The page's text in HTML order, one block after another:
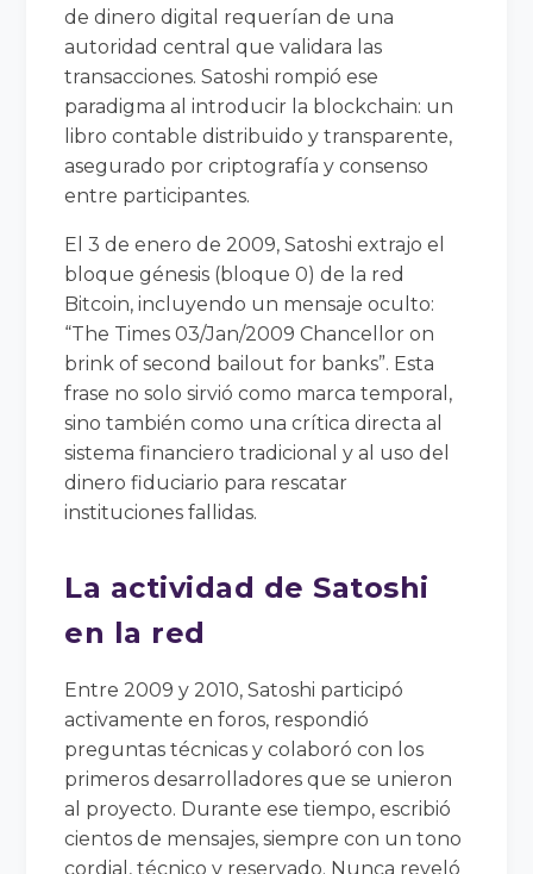
de dinero digital requerían de una
autoridad central que validara las
transacciones. Satoshi rompió ese
paradigma al introducir la blockchain: un
libro contable distribuido y transparente,
asegurado por criptografía y consenso
entre participantes.
El 3 de enero de 2009, Satoshi extrajo el
bloque génesis (bloque 0) de la red
Bitcoin, incluyendo un mensaje oculto:
“The Times 03/Jan/2009 Chancellor on
brink of second bailout for banks”. Esta
frase no solo sirvió como marca temporal,
sino también como una crítica directa al
sistema financiero tradicional y al uso del
dinero fiduciario para rescatar
instituciones fallidas.
La actividad de Satoshi
en la red
Entre 2009 y 2010, Satoshi participó
activamente en foros, respondió
preguntas técnicas y colaboró con los
primeros desarrolladores que se unieron
al proyecto. Durante ese tiempo, escribió
cientos de mensajes, siempre con un tono
cordial, técnico y reservado. Nunca reveló